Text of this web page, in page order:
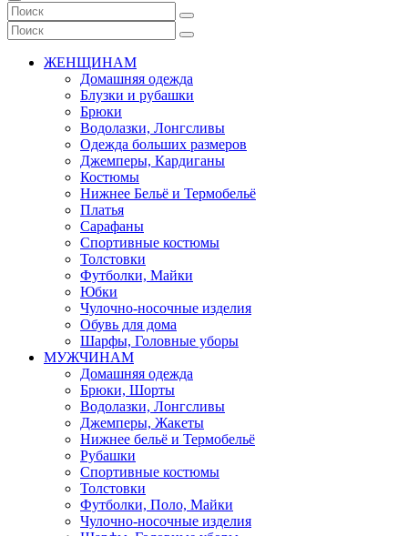
ЖЕНЩИНАМ
Домашняя одежда
Блузки и рубашки
Брюки
Водолазки, Лонгсливы
Одежда больших размеров
Джемперы, Кардиганы
Костюмы
Нижнее Бельё и Термобельё
Платья
Сарафаны
Спортивные костюмы
Толстовки
Футболки, Майки
Юбки
Чулочно-носочные изделия
Обувь для дома
Шарфы, Головные уборы
МУЖЧИНАМ
Домашняя одежда
Брюки, Шорты
Водолазки, Лонгсливы
Джемперы, Жакеты
Нижнее бельё и Термобельё
Рубашки
Спортивные костюмы
Толстовки
Футболки, Поло, Майки
Чулочно-носочные изделия